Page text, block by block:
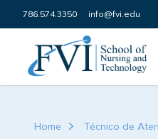
Skip to content
786.574.3350 info@fvi.edu
FVI School of Nursing
Home Técnico de